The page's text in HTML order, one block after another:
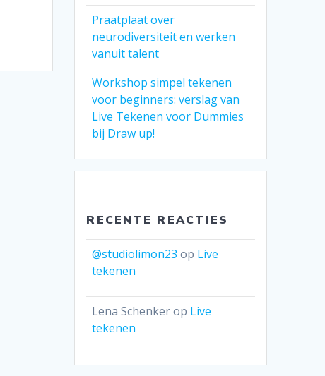
Praatplaat over
neurodiversiteit en werken
vanuit talent
Workshop simpel tekenen
voor beginners: verslag van
Live Tekenen voor Dummies
bij Draw up!
RECENTE REACTIES
@studiolimon23 op Live
tekenen
Lena Schenkerop Live
tekenen